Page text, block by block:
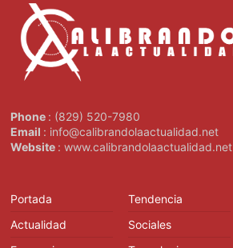
Phone : (829) 520-7980
Email : info@calibrandolaactualidad.net
Website : www.calibrandolaactualidad.net
Portada
Actualidad
Tendencia
Sociales